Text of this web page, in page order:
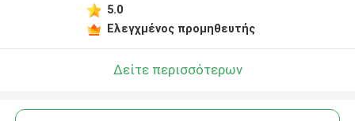
5.0
Ελεγχμένος προμηθευτής
Δείτε περισσότερων